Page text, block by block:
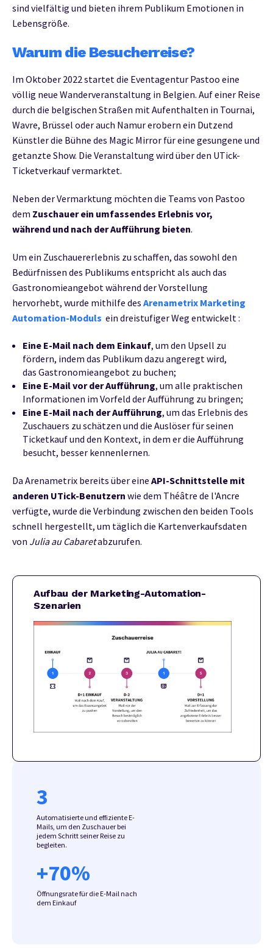
sind vielfältig und bieten ihrem Publikum Emotionen in
Lebensgröße.
Warum die Besucherreise?
Im Oktober 2022 startet die Eventagentur Pastoo eine
völlig neue Wanderveranstaltung in Belgien. Auf einer Reise
durch die belgischen Straßen mit Aufenthalten in Tournai,
Wavre, Brüssel oder auch Namur erobern ein Dutzend
Künstler die Bühne des Magic Mirror für eine gesungene und
getanzte Show. Die Veranstaltung wird über den UTick-
Ticketverkauf vermarktet.
Neben der Vermarktung möchten die Teams von Pastoo
dem Zuschauer ein umfassendes Erlebnis vor,
während und nach der Aufführung bieten.
Um ein Zuschauererlebnis zu schaffen, das sowohl den
Bedürfnissen des Publikums entspricht als auch das
Gastronomieangebot während der Vorstellung
hervorhebt, wurde mithilfe des Arenametrix Marketing
Automation-Moduls ein dreistufiger Weg entwickelt:
Eine E-Mail nach dem Einkauf, um den Upsell zu
fördern, indem das Publikum dazu angeregt wird,
das Gastronomieangebot zu buchen;
Eine E-Mail vor der Aufführung, um alle praktischen
Informationen im Vorfeld der Aufführung zu bringen;
Eine E-Mail nach der Aufführung, um das Erlebnis des
Zuschauers zu schätzen und die Auslöser für seinen
Ticketkauf und den Kontext, in dem er die Aufführung
besucht, besser kennenlernen.
Da Arenametrix bereits über eine API-Schnittstelle mit
anderen UTick-Benutzern wie dem Théâtre de l'Ancre
verfügte, wurde die Verbindung zwischen den beiden Tools
schnell hergestellt, um täglich die Kartenverkaufsdaten
von Julia au Cabaretabzurufen.
Aufbau der Marketing-Automation-
Szenarien
3
Automatisierte und effiziente E-
Mails, um den Zuschauer bei
jedem Schritt seiner Reise zu
begleiten.
+70%
Öffnungsrate für die E-Mail nach
dem Einkauf